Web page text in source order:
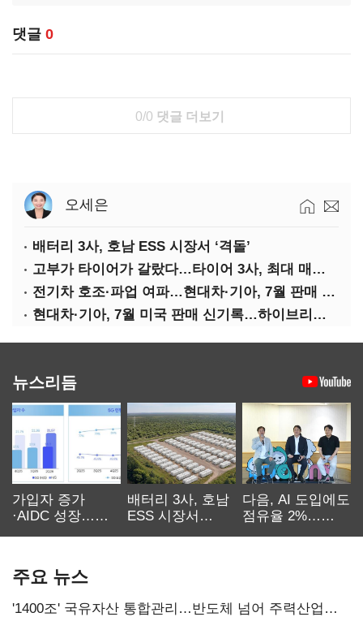
댓글 0
0/0 댓글 더보기
오세은
배터리 3사, 호남 ESS 시장서 ‘격돌’
고부가 타이어가 갈랐다…타이어 3사, 최대 매출에도 영업익 희비
전기차 호조·파업 여파…현대차·기아, 7월 판매 희비
현대차·기아, 7월 미국 판매 신기록…하이브리드 효과
뉴스리듬
가입자 증가
·AIDC 성장…
배터리 3사, 호남
ESS 시장서
다음, AI 도입에도
점유율 2%…
주요 뉴스
'1400조' 국유자산 통합관리…반도체 넘어 주력산업